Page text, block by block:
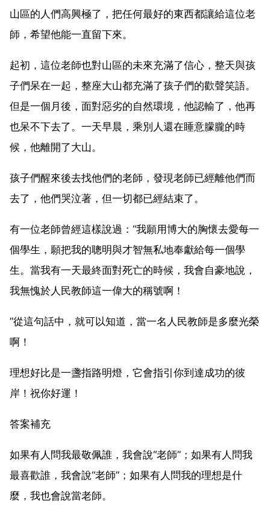
山區的人們高興極了，把任何最好的東西都讓給這位老
師，希望他能一直留下來。
起初，這位老師也對山區的未來充滿了信心，整天與孩
子們呆在一起，整座大山都充滿了孩子們的歡聲笑語。
但是一個月後，面對惡劣的自然環境，他認輸了，他再
也呆不下去了。一天早晨，乘別人還在睡意朦朧的時
候，他離開了大山。
孩子們醒來後去找他們的老師，發現老師已經離他們而
去了，他們哭泣著，但一切都已經結束了。
有一位老師曾經這樣說過：“我願用博大的胸懷去愛每一
個學生，願把我的聰明與才智無私地奉獻給每一個學
生。當我有一天最終面對死亡的時候，我會自豪地說，
我無愧於人民教師這一偉大的稱號啊！
”從這句話中，就可以知道，當一名人民教師是多麼光榮
啊！
理想好比是一盞指路明燈，它會指引你到達成功的彼
岸！祝你好運！
答案補充
如果有人問我最敬佩誰，我會說“老師”；如果有人問我
最喜歡誰，我會說“老師”；如果有人問我的理想是什
麼，我也會說當老師。